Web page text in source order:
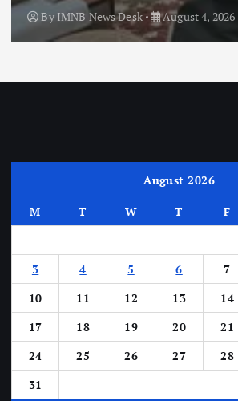
ByIMNB News Desk August 4, 2026
August 2026
M T W T F
3
4 5 6 7
10
11 12 13 14
17
18 19 20 21
24
25 26 27 28
31